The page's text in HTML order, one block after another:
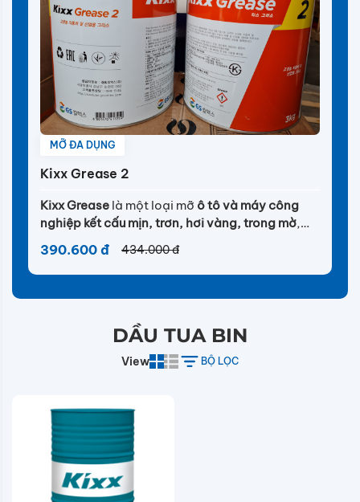
MỠ ĐA DỤNG
Kixx Grease 2
Kixx Grease là một loại mỡ ô tô và máy công
nghiệp kết cấu mịn, trơn, hơi vàng, trong mờ,
cho mục đích chung với đặc tính kết dính được
sản xuất từ xà phòng lithium và có chứa
chế oxy hóa.
390.600 đ 434.000 đ
DẦU TUA BIN
View BỘ LỌC